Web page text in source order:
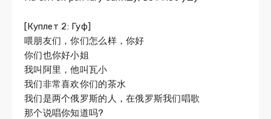
[Куплет 2: Гуф]
喂朋友们，你们怎么样，你好
你们也你好小姐
我叫阿里，他叫瓦小
我们非常喜欢你们的茶水
我们是两个俄罗斯的人，在俄罗斯我们唱歌
那个说唱你知道吗?